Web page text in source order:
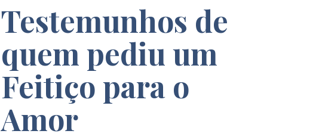
Testemunhos de
quem pediu um
Feitiço para o
Amor